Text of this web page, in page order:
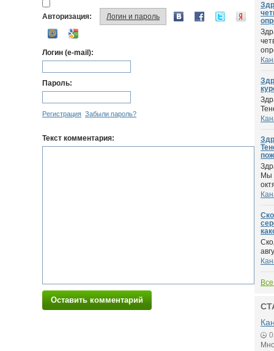
Авторизация: Логин и пароль
Логин (e-mail):
Пароль:
Регистрация Забыли пароль?
Текст комментария:
Оставить комментарий
Мы